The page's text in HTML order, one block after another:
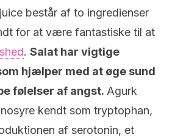
består af to ingredienser
for at være fantastiske til at
. Salat har vigtige
hjælper med at øge sund
følelser af angst. Agurk
kendt som tryptophan,
af serotonin, et